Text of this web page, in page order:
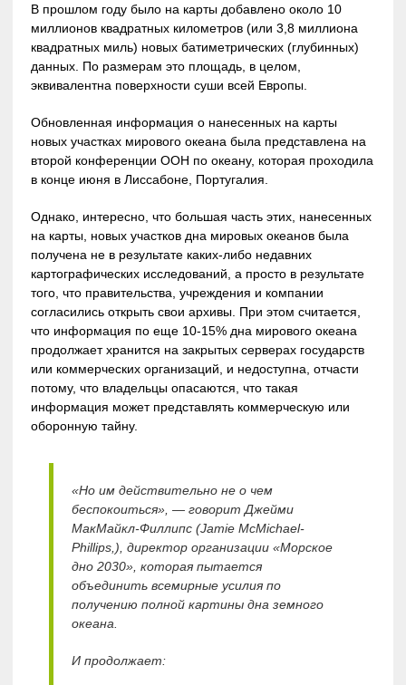
В прошлом году было на карты добавлено около 10
миллионов квадратных километров (или 3,8 миллиона
квадратных миль) новых батиметрических (глубинных)
данных. По размерам это площадь, в целом,
эквивалентна поверхности суши всей Европы.
Обновленная информация о нанесенных на карты
новых участках мирового океана была представлена на
второй конференции ООН по океану, которая проходила
в конце июня в Лиссабоне, Португалия.
Однако, интересно, что большая часть этих, нанесенных
на карты, новых участков дна мировых океанов была
получена не в результате каких-либо недавних
картографических исследований, а просто в результате
того, что правительства, учреждения и компании
согласились открыть свои архивы. При этом считается,
что информация по еще 10-15% дна мирового океана
продолжает хранится на закрытых серверах государств
или коммерческих организаций, и недоступна, отчасти
потому, что владельцы опасаются, что такая
информация может представлять коммерческую или
оборонную тайну.
«Но им действительно не о чем
беспокоиться», — говорит Джейми
МакМайкл-Филлипс (Jamie McMichael-
Phillips,), директор организации «Морское
дно 2030», которая пытается
объединить всемирные усилия по
получению полной картины дна земного
океана.
И продолжает: